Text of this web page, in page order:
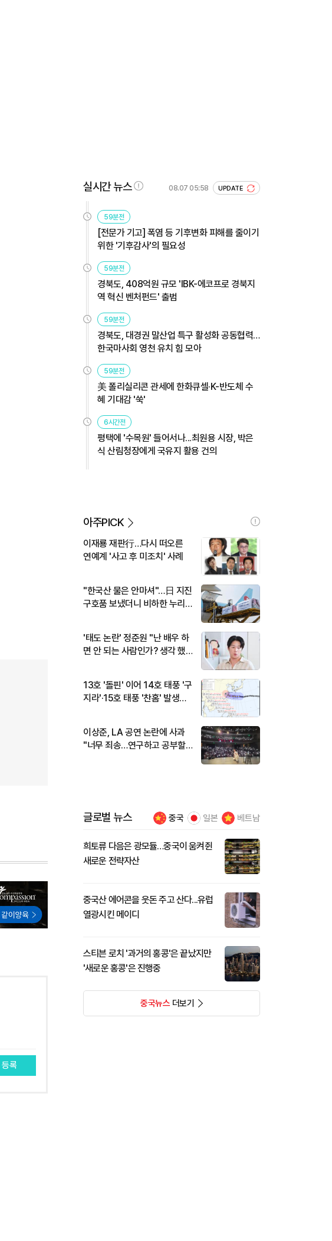
등록
실시간 뉴스 08.07 05:58 UPDATE
59분전
[전문가 기고] 폭염 등 기후변화 피해를 줄이기
위한 '기후감사'의 필요성
59분전
경북도, 408억원 규모 'IBK-에코프로 경북지
역 혁신 벤처펀드' 출범
59분전
경북도, 대경권 말산업 특구 활성화 공동협력…
한국마사회 영천 유치 힘 모아
59분전
美 폴리실리콘 관세에 한화큐셀·K-반도체 수
혜 기대감 '쑥'
6시간전
평택에 '수목원' 들어서나...최원용 시장, 박은
식 산림청장에게 국유지 활용 건의
아주PICK
이재룡 재판行…다시 떠오른
연예계 '사고 후 미조치' 사례
"한국산 물은 안마셔"…日 지진
구호품 보냈더니 비하한 누리
'태도 논란' 정준원 "난 배우 하
면 안 되는 사람인가? 생각 했
13호 '돌핀' 이어 14호 태풍 '구
지라'·15호 태풍 '찬홈' 발생…
이상준, LA 공연 논란에 사과
"너무 죄송…연구하고 공부할
글로벌 뉴스 중국 일본 베트남
희토류 다음은 광모듈…중국이 움켜쥔
새로운 전략자산
중국산 에어콘을 웃돈 주고 산다...유럽
열광시킨 메이디
스티븐 로치 '과거의 홍콩'은 끝났지만
'새로운 홍콩'은 진행중
중국뉴스더보기